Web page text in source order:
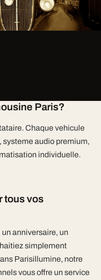
Paris?
Chaque vehicule
systeme audio premium,
individuelle.
tous vos
anniversaire, un
simplement
Parisillumine, notre
vous offre un service